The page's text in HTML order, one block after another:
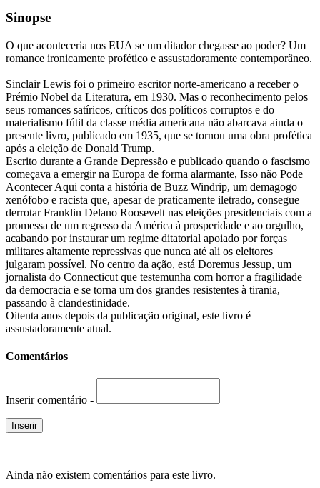
Sinopse
O que aconteceria nos EUA se um ditador chegasse ao poder? Um
romance ironicamente profético e assustadoramente contemporâneo.
Sinclair Lewis foi o primeiro escritor norte-americano a receber o
Prémio Nobel da Literatura, em 1930. Mas o reconhecimento pelos
seus romances satíricos, críticos dos políticos corruptos e do
materialismo fútil da classe média americana não abarcava ainda o
presente livro, publicado em 1935, que se tornou uma obra profética
após a eleição de Donald Trump.
Escrito durante a Grande Depressão e publicado quando o fascismo
começava a emergir na Europa de forma alarmante, Isso não Pode
Acontecer Aqui conta a história de Buzz Windrip, um demagogo
xenófobo e racista que, apesar de praticamente iletrado, consegue
derrotar Franklin Delano Roosevelt nas eleições presidenciais com a
promessa de um regresso da América à prosperidade e ao orgulho,
acabando por instaurar um regime ditatorial apoiado por forças
militares altamente repressivas que nunca até ali os eleitores
julgaram possível. No centro da ação, está Doremus Jessup, um
jornalista do Connecticut que testemunha com horror a fragilidade
da democracia e se torna um dos grandes resistentes à tirania,
passando à clandestinidade.
Oitenta anos depois da publicação original, este livro é
assustadoramente atual.
Comentários
Inserir comentário -
Ainda não existem comentários para este livro.